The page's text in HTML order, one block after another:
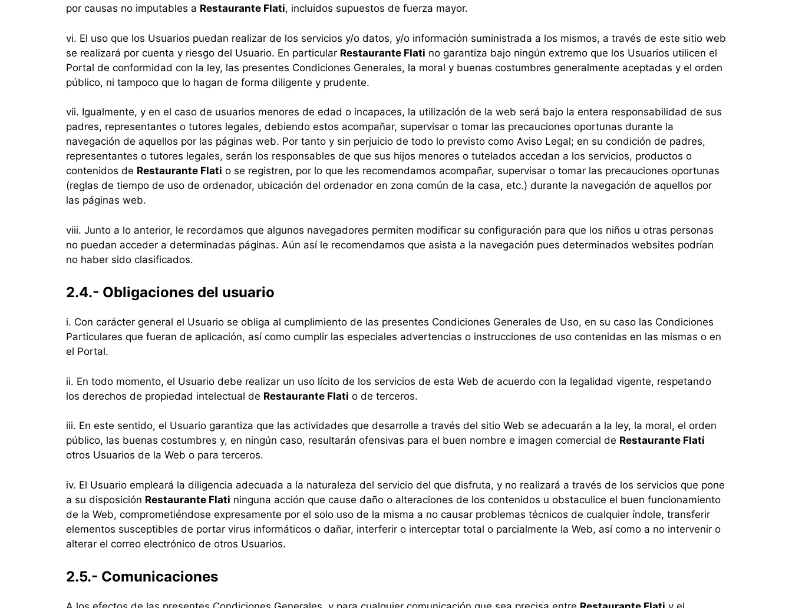
por causas no imputables a Restaurante Flati, incluidos supuestos de fuerza mayor.
vi. El uso que los Usuarios puedan realizar de los servicios y/o datos, y/o información suministrada a los mismos, a través de este sitio web
se realizará por cuenta y riesgo del Usuario. En particular Restaurante Flati no garantiza bajo ningún extremo que los Usuarios utilicen el
Portal de conformidad con la ley, las presentes Condiciones Generales, la moral y buenas costumbres generalmente aceptadas y el orden
público, ni tampoco que lo hagan de forma diligente y prudente.
vii. Igualmente, y en el caso de usuarios menores de edad o incapaces, la utilización de la web será bajo la entera responsabilidad de sus
padres, representantes o tutores legales, debiendo estos acompañar, supervisar o tomar las precauciones oportunas durante la
navegación de aquellos por las páginas web. Por tanto y sin perjuicio de todo lo previsto como Aviso Legal; en su condición de padres,
representantes o tutores legales, serán los responsables de que sus hijos menores o tutelados accedan a los servicios, productos o
contenidos de Restaurante Flati o se registren, por lo que les recomendamos acompañar, supervisar o tomar las precauciones oportunas
(reglas de tiempo de uso de ordenador, ubicación del ordenador en zona común de la casa, etc.) durante la navegación de aquellos por
las páginas web.
viii. Junto a lo anterior, le recordamos que algunos navegadores permiten modificar su configuración para que los niños u otras personas
no puedan acceder a determinadas páginas. Aún así le recomendamos que asista a la navegación pues determinados websites podrían
no haber sido clasificados.
2.4.- Obligaciones del usuario
i. Con carácter general el Usuario se obliga al cumplimiento de las presentes Condiciones Generales de Uso, en su caso las Condiciones
Particulares que fueran de aplicación, así como cumplir las especiales advertencias o instrucciones de uso contenidas en las mismas o en
el Portal.
ii. En todo momento, el Usuario debe realizar un uso lícito de los servicios de esta Web de acuerdo con la legalidad vigente, respetando
los derechos de propiedad intelectual de Restaurante Flati o de terceros.
iii. En este sentido, el Usuario garantiza que las actividades que desarrolle a través del sitio Web se adecuarán a la ley, la moral, el orden
público, las buenas costumbres y, en ningún caso, resultarán ofensivas para el buen nombre e imagen comercial de Restaurante Flati
otros Usuarios de la Web o para terceros.
iv. El Usuario empleará la diligencia adecuada a la naturaleza del servicio del que disfruta, y no realizará a través de los servicios que pone
a su disposición Restaurante Flati ninguna acción que cause daño o alteraciones de los contenidos u obstaculice el buen funcionamiento
de la Web, comprometiéndose expresamente por el solo uso de la misma a no causar problemas técnicos de cualquier índole, transferir
elementos susceptibles de portar virus informáticos o dañar, interferir o interceptar total o parcialmente la Web, así como a no intervenir o
alterar el correo electrónico de otros Usuarios.
2.5.- Comunicaciones